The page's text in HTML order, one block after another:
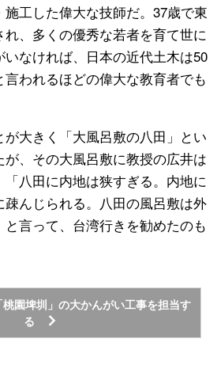
工した偉大な技師だ。37歳で東
、多くの優秀な若者を育て世に
なければ、日本の近代土木は50
われるほどの偉大な教育者でも
大きく「大風呂敷の八田」とい
が、その大風呂敷に教授の広井は
八田に内地は狭すぎる。内地に
んじられる。八田の風呂敷は外
言って、台湾行きを勧めたのも
園埤圳」の大かんがい工事を担当す
る